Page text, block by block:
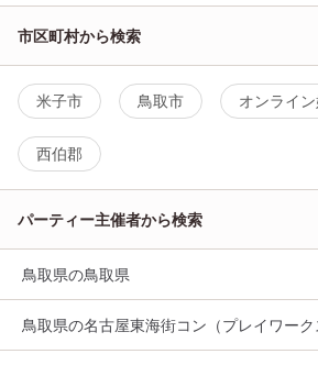
市区町村から検索
米子市 鳥取市 オンライ
西伯郡
パーティー主催者から検索
鳥取県の鳥取県
鳥取県の名古屋東海街コン（プレイワーク